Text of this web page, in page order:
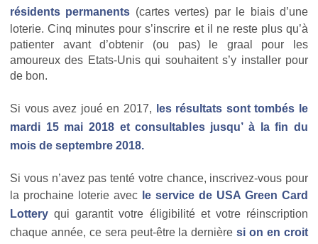
résidents permanents (cartes vertes) par le biais d’une
loterie. Cinq minutes pour s’inscrire et il ne reste plus qu’à
patienter avant d’obtenir (ou pas) le graal pour les
amoureux des Etats-Unis qui souhaitent s’y installer pour
de bon.
Si vous avez joué en 2017,
les résultats sont tombés le
mardi 15 mai 2018 et consultables jusqu’ à la fin du
mois de septembre 2018.
Si vous n’avez pas tenté votre chance, inscrivez-vous pour
la prochaine loterie avec le service de USA Green Card
Lottery qui garantit votre éligibilité et votre réinscription
chaque année, ce sera peut-être la dernièresi on en croit